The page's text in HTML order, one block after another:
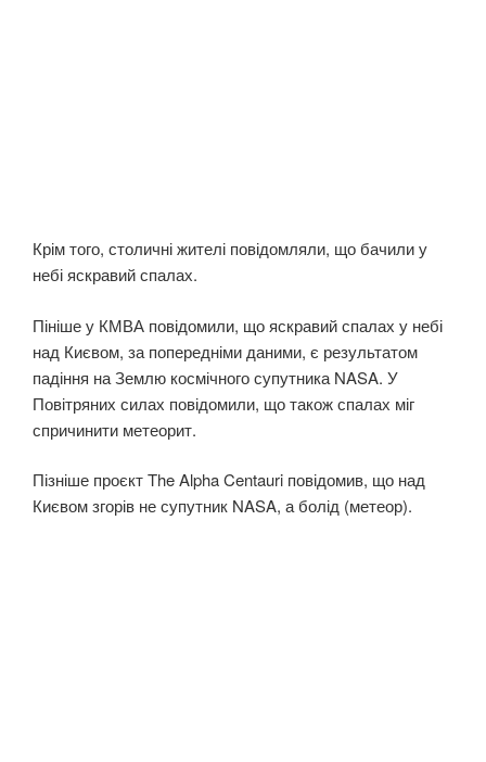
Крім того, столичні жителі повідомляли, що бачили у
небі яскравий спалах.
Пініше у КМВА повідомили, що яскравий спалах у небі
над Києвом, за попередніми даними, є результатом
падіння на Землю космічного супутника NASA. У
Повітряних силах повідомили, що також спалах міг
спричинити метеорит.
Пізніше проєкт The Alpha Centauri повідомив, що над
Києвом згорів не супутник NASA, а болід (метеор).